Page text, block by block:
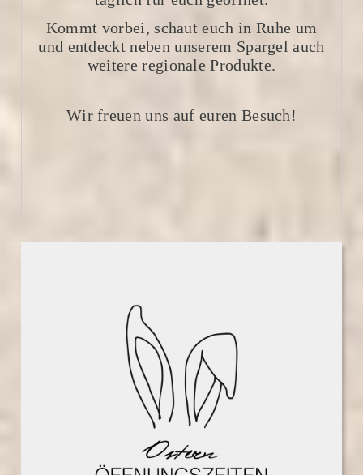
Kommt vorbei, schaut euch in Ruhe um
und entdeckt neben unserem Spargel auch
weitere regionale Produkte.
Wir freuen uns auf euren Besuch!